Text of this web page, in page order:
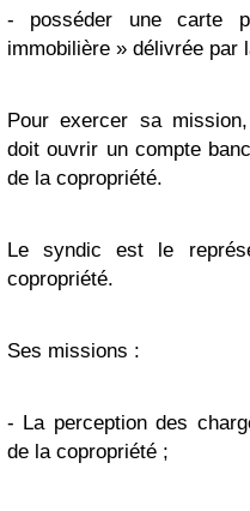
- posséder une carte
immobilière » délivrée par
Pour exercer sa
doit ouvrir un compte
de la copropriété.
Le syndic est le
copropriété.
Ses missions :
- La perception des
de la copropriété ;